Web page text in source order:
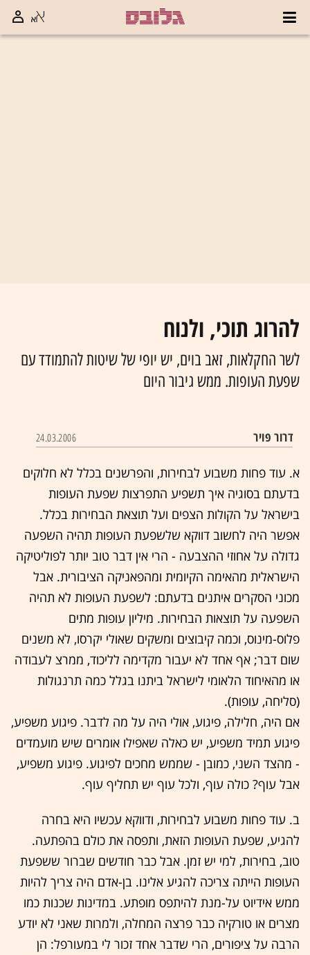
להרוג תוכי, ולנוח
לשר החקלאות, זאב בוים, יש יופי של שיטות להתמודד עם
שפעת העופות. ממש גיבור היום
דרור פויר 24.03.2006
א. עוד פחות משבוע לבחירות, והפרשנים בכלל לא חלוקים
בדעתם בסוגיה איך תשפיע התפרצות שפעת העופות
בישראל על הקולות הצפים ועל תוצאת הבחירות בכלל.
אפשר היה לחשוב דווקא שלשפעת העופות תהיה השפעה
גדולה על אחוזי ההצבעה - הרי אין דבר טוב יותר לפוליטיקה
הישראלית מהאימה הקיומית ומהפאניקה הציבורית. אבל
מכוני הסקרים איתנים בדעתם: לשפעת העופות לא תהיה
השפעה על תוצאות הבחירות. מיליון עופות מתים
פלוס-מינוס, וכמה קיבוצים ומשקים שאולי יקרסו, לא משנים
שום דבר; אף אחד לא יעבור מקדימה לליכוד, ממרצ לעבודה
או מהאיחוד הלאומי לישראל ביתנו בגלל כמה תרנגולות
(סליחה, עופות).
אם היה, חלילה, פיגוע, אולי היה על מה לדבר. פיגוע משפיע,
פיגוע תמיד משפיע, יש כאלה שאפילו אומרים שיש מועמדים
- מהצד השני, כמובן - שממש מחכים לפיגוע. פיגוע משפיע,
אבל עוף? כולה עוף, ולכל עוף יש תחליף עוף.
ב. עוד פחות משבוע לבחירות, ודווקא עכשיו היא בחרה
להגיע, שפעת העופות הזאת, ותפסה את כולם בהפתעה.
טוב, בחירות, למי יש זמן. אבל כבר חודשים שברור ששפעת
העופות הייתה צריכה להגיע אלינו. בן-אדם היה צריך להיות
ממש אידיוט על-מנת להיתפס מופתע. במדינות שכנות כמו
מצרים או טורקיה כבר פרצה המחלה, ולמרות שאני לא יודע
הרבה על ציפורים, הרי שדבר אחד זכור לי במעורפל: הן